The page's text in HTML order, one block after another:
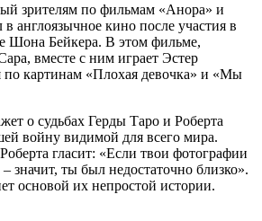
зрителям по фильмам «Анора» и
англоязычное кино после участия в
Шона Бейкера. В этом фильме,
вместе с ним играет Эстер
по картинам «Плохая девочка» и «Мы
о судьбах Герды Таро и Роберта
войну видимой для всего мира.
гласит: «Если твои фотографии
значит, ты был недостаточно близко».
основой их непростой истории.